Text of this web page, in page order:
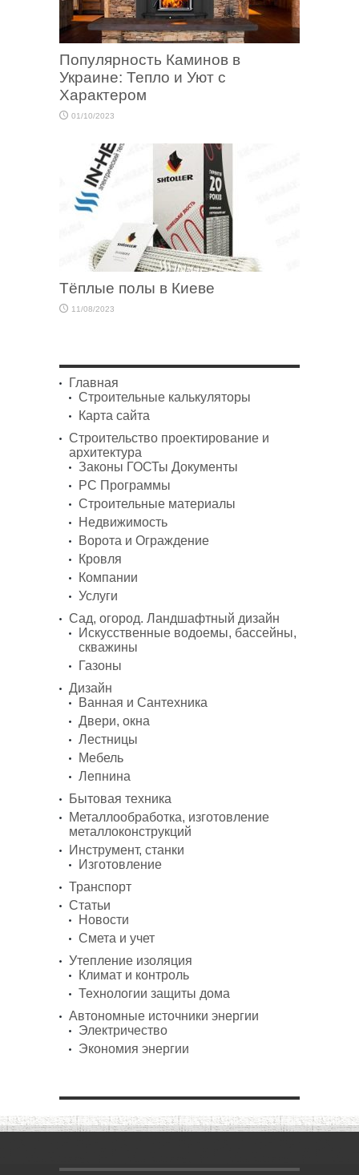
Популярность Каминов в
Украине: Тепло и Уют с
Характером
01/10/2023
Тёплые полы в Киеве
11/08/2023
Главная
Строительные калькуляторы
Карта сайта
Строительство проектирование и
архитектура
Законы ГОСТы Документы
PC Программы
Строительные материалы
Недвижимость
Ворота и Ограждение
Кровля
Компании
Услуги
Сад, огород. Ландшафтный дизайн
Искусственные водоемы, бассейны,
скважины
Газоны
Дизайн
Ванная и Сантехника
Двери, окна
Лестницы
Мебель
Лепнина
Бытовая техника
Металлообработка, изготовление
металлоконструкций
Инструмент, станки
Изготовление
Транспорт
Статьи
Новости
Смета и учет
Утепление изоляция
Климат и контроль
Технологии защиты дома
Автономные источники энергии
Электричество
Экономия энергии